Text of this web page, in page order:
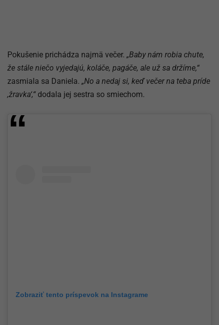
Pokušenie prichádza najmä večer. „Baby nám robia chute,
že stále niečo vyjedajú, koláče, pagáče, ale už sa držíme,“
zasmiala sa Daniela. „No a nedaj si, keď večer na teba príde
,žravka‘,“ dodala jej sestra so smiechom.
Zobraziť tento príspevok na Instagrame